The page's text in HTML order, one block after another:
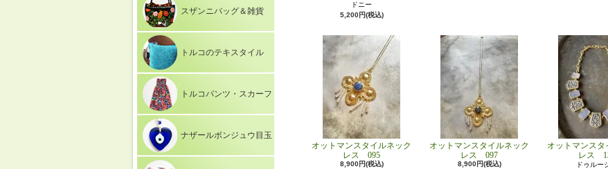
スザンニバッグ＆雑貨
トルコのテキスタイル
トルコパンツ・スカーフ
ナザールボンジュウ目玉
ドニー
5,200円(税込)
オットマンスタイルネック
レス 095
8,900円(税込)
オットマンスタイルネック
レス 097
8,900円(税込)
オットマンスタ
レス
ドゥルー